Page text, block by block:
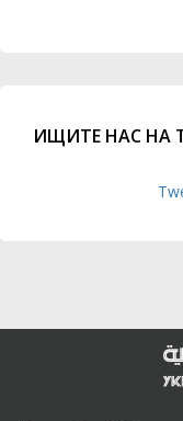
ИЩИТЕ НАС НА